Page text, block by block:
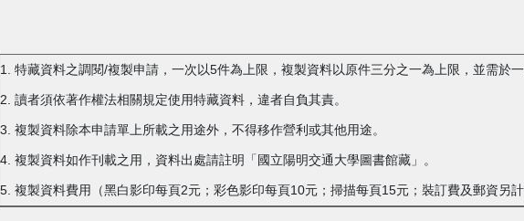
1. 特藏資料之調閱/複製申請，一次以5件為上限，複製資料以原件三分之一為上限，並需於一
2. 讀者須依著作權法相關規定使用特藏資料，違者自負其責。
3. 複製資料除本申請單上所載之用途外，不得移作營利或其他用途。
4. 複製資料如作刊載之用，資料出處請註明「國立陽明交通大學圖書館藏」。
5. 複製資料費用（黑白影印每頁2元；彩色影印每頁10元；掃描每頁15元；裝訂費及郵資另計